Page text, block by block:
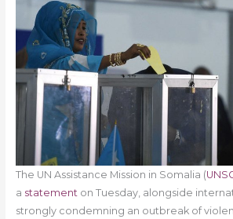
The UN Assistance Mission in Somalia (
a statement on Tuesday, alongside
strongly condemning an outbreak of